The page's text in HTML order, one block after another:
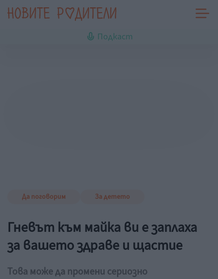
Подкаст
Да поговорим За детето
Гневът към майка ви е заплаха
за вашето здраве и щастие
Това може да промени сериозно